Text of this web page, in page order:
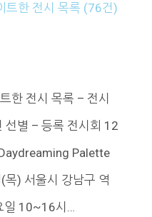
트한 전시 목록 (76건)
한 전시 목록 – 전시
선별 – 등록 전시회 12
Palette
) 서울시 강남구 역
일 10~16시…